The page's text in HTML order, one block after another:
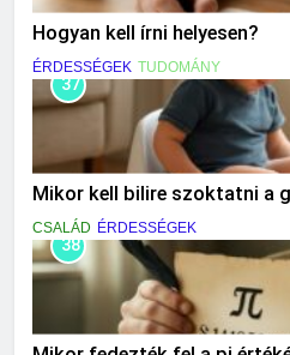
Hogyan kell írni helyesen?
ÉRDESSÉGEK TUDOMÁNY
37
Mikor kell bilire szoktatni a
CSALÁD ÉRDESSÉGEK
38